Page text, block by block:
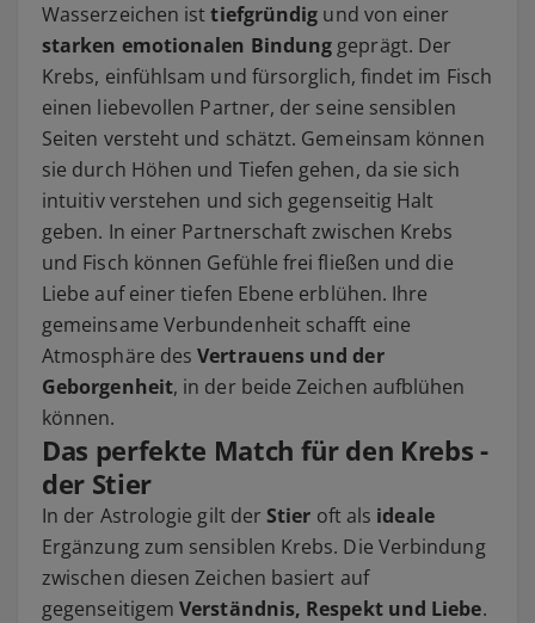
Wasserzeichen isttiefgründig und von einer
starken emotionalen Bindung geprägt. Der
Krebs, einfühlsam und fürsorglich, findet im Fisch
einen liebevollen Partner, der seine sensiblen
Seiten versteht und schätzt. Gemeinsam können
sie durch Höhen und Tiefen gehen, da sie sich
intuitiv verstehen und sich gegenseitig Halt
geben. In einer Partnerschaft zwischen Krebs
und Fisch können Gefühle frei fließen und die
Liebe auf einer tiefen Ebene erblühen. Ihre
gemeinsame Verbundenheit schafft eine
Atmosphäre desVertrauens und der
Geborgenheit, in der beide Zeichen aufblühen
können.
Das perfekte Match für den Krebs -
der Stier
In der Astrologie gilt derStier oft als ideale
Ergänzung zum sensiblen Krebs. Die Verbindung
zwischen diesen Zeichen basiert auf
gegenseitigemVerständnis, Respekt und Liebe.